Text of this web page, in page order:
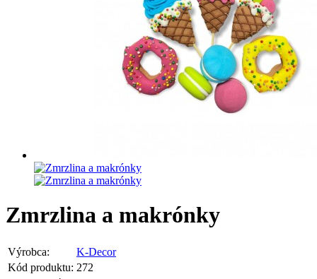
Zmrzlina a makrónky
Výrobca:
K-Decor
Kód produktu: 272